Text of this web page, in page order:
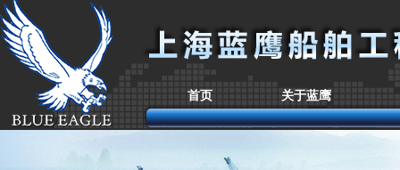
首页 关于蓝鹰